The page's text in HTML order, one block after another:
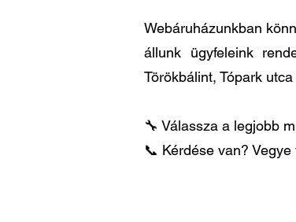
Webáruházunkban
állunk ügyfeleink
Törökbálint, Tópark utca
🔧 Válassza a legjobb
📞 Kérdése van?